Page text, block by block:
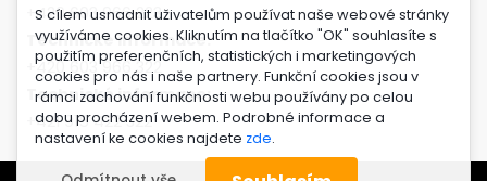
S cílem usnadnit uživatelům používat naše webové stránky
využíváme cookies. Kliknutím na tlačítko "OK" souhlasíte s
použitím preferenčních, statistických i marketingových
cookies pro nás i naše partnery. Funkční cookies jsou v
rámci zachování funkčnosti webu používány po celou
dobu procházení webem. Podrobné informace a
nastavení ke cookies najdete zde.
+420 603 966 223
Technické informace:
+420 603 966 322
Technické informace:
+421 915 422 322